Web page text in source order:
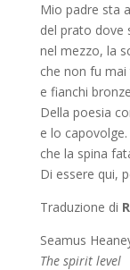
Mio padre sta
del prato dove
nel mezzo, la
che non fu
e fianchi
Della poesia
e lo
che la spina
Di essere qui,
Traduzione di
Seamus
The spirit level